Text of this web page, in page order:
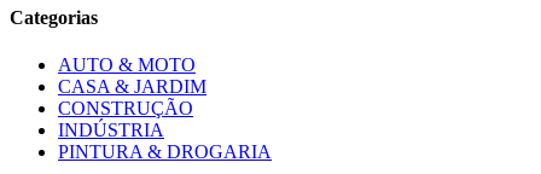
Categorias
AUTO & MOTO
CASA & JARDIM
CONSTRUÇÃO
INDÚSTRIA
PINTURA & DROGARIA